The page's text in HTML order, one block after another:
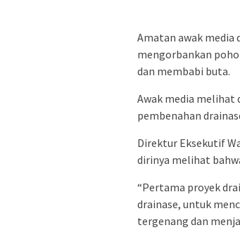
Amatan awak media
mengorbankan
dan membabi buta.
Awak media melihat
pembenahan
Direktur Eksekutif
dirinya melihat
“Pertama proyek
drainase, untuk
tergenang dan